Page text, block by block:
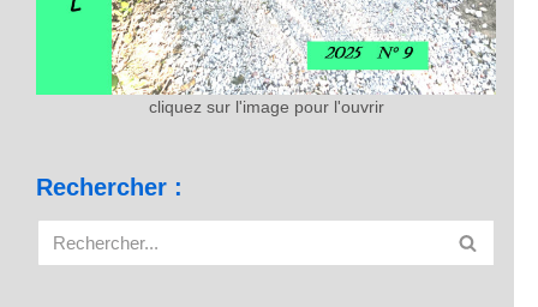
cliquez sur l'image pour l'ouvrir
Rechercher :